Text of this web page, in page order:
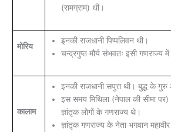
(रामग्राम) थी।
मोरिय
इनकी राजधानी पिप्पलिवन थी।
चन्द्रगुप्त मौर्य संभवतः इसी गणराज्य
कालाम
इनकी राजधानी सपुत्त थी। बुद्ध के
इस समय मिथिला (नेपाल की सीमा
ज्ञांतृक लोगों के गणराज्य थे।
ज्ञांतृक गणराज्य के नेता भगवान